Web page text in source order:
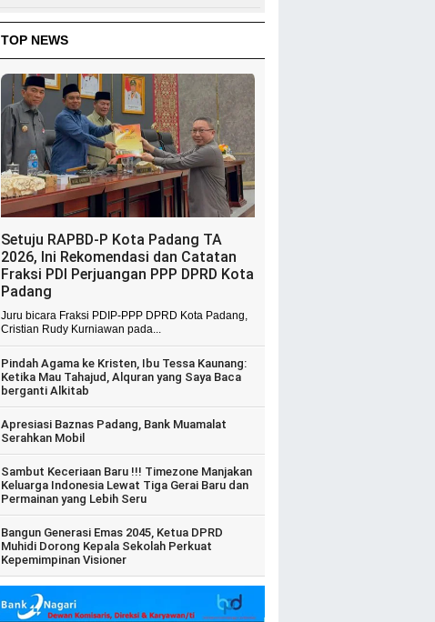
TOP NEWS
Setuju RAPBD-P Kota Padang TA
2026, Ini Rekomendasi dan Catatan
Fraksi PDI Perjuangan PPP DPRD Kota
Padang
Juru bicara Fraksi PDIP-PPP DPRD Kota Padang,
Cristian Rudy Kurniawan pada...
Pindah Agama ke Kristen, Ibu Tessa Kaunang:
Ketika Mau Tahajud, Alquran yang Saya Baca
berganti Alkitab
Apresiasi Baznas Padang, Bank Muamalat
Serahkan Mobil
Sambut Keceriaan Baru !!! Timezone Manjakan
Keluarga Indonesia Lewat Tiga Gerai Baru dan
Permainan yang Lebih Seru
Bangun Generasi Emas 2045, Ketua DPRD
Muhidi Dorong Kepala Sekolah Perkuat
Kepemimpinan Visioner